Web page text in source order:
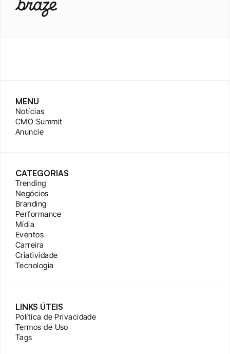
MENU
Notícias
CMO Summit
Anuncie
CATEGORIAS
Trending
Negócios
Branding
Performance
Mídia
Eventos
Carreira
Criatividade
Tecnologia
LINKS ÚTEIS
Política de Privacidade
Termos de Uso
Tags